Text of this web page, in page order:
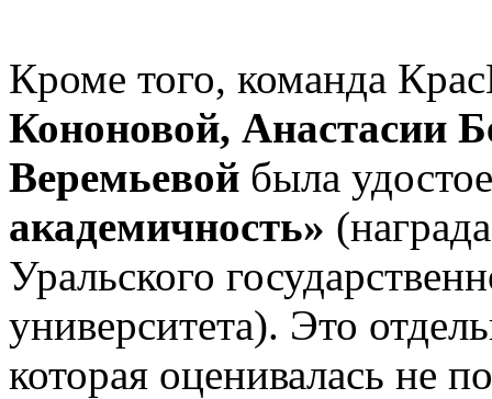
Кроме того, команда
Кононовой, Анастасии
Веремьевой была
академичность»
Уральского
университета). Это
которая оценивалась не